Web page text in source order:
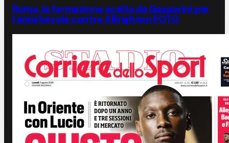
Roma, la formazione scelta da Gasperini per
l'amichevole contro il Brighton FOTO